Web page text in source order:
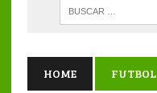
HOME FUTBOL